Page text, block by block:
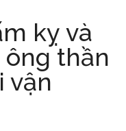
kỵ và
thần
vận